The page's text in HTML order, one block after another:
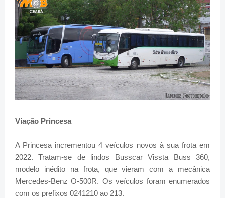
Viação Princesa
A Princesa incrementou 4 veículos novos à sua frota em
2022. Tratam-se de lindos Busscar Vissta Buss 360,
modelo inédito na frota, que vieram com a mecânica
Mercedes-Benz O-500R. Os veículos foram enumerados
com os prefixos 0241210 ao 213.